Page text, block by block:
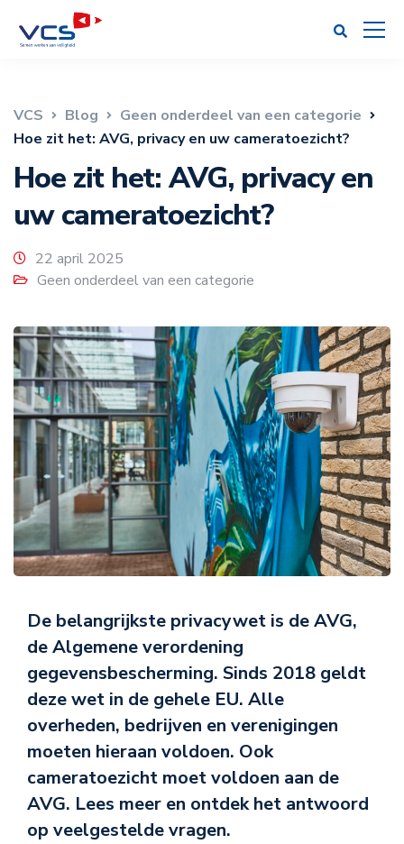
VCS Blog
Geen onderdeel van een categorie
Hoe zit het: AVG, privacy en uw cameratoezicht?
Hoe zit het: AVG, privacy en
uw cameratoezicht?
22 april 2025
Geen onderdeel van een categorie
De belangrijkste privacywet is de AVG,
de Algemene verordening
gegevensbescherming. Sinds 2018 geldt
deze wet in de gehele EU. Alle
overheden, bedrijven en verenigingen
moeten hieraan voldoen. Ook
cameratoezicht moet voldoen aan de
AVG. Lees meer en ontdek het antwoord
op veelgestelde vragen.